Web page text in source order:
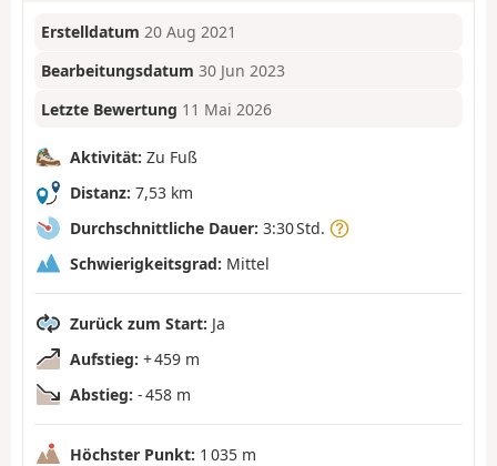
Erstelldatum 20 Aug 2021
Bearbeitungsdatum 30 Jun 2023
Letzte Bewertung 11 Mai 2026
Aktivität: Zu Fuß
Distanz: 7,53 km
Durchschnittliche Dauer: 3:30 Std.
Schwierigkeitsgrad: Mittel
Zurück zum Start: Ja
Aufstieg: + 459 m
Abstieg: - 458 m
Höchster Punkt: 1 035 m